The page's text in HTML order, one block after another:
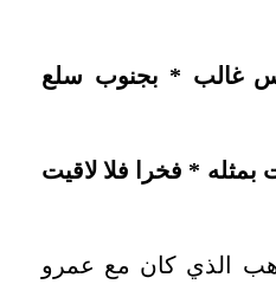
غالب * بجنوب سلع
* فخرا فلا لاقيت
الذي كان مع عمرو